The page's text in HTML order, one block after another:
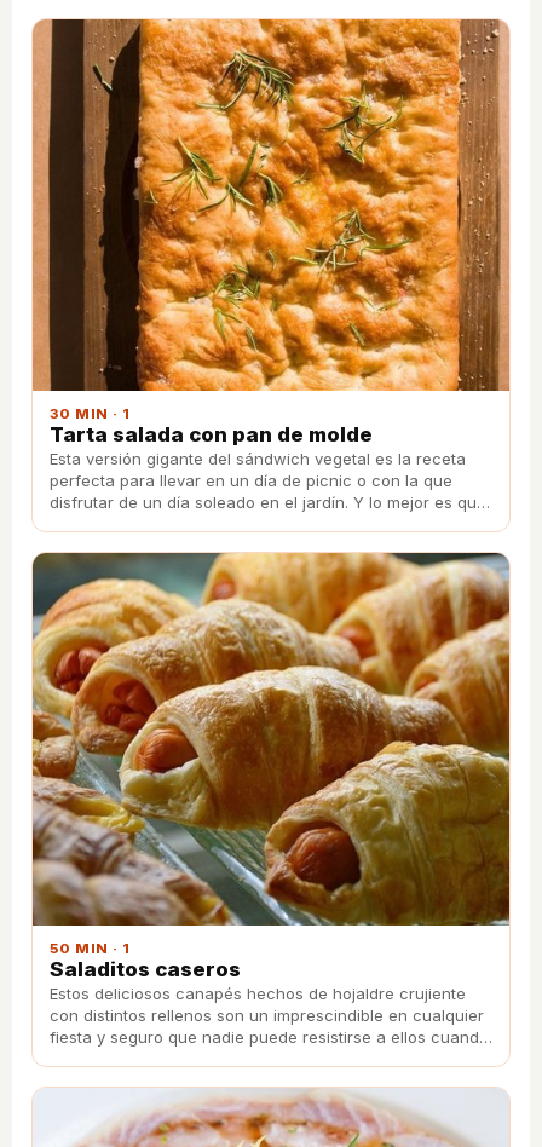
30 MIN · 1
Tarta salada con pan de molde
Esta versión gigante del sándwich vegetal es la receta
perfecta para llevar en un día de picnic o con la que
disfrutar de un día soleado en el jardín. Y lo mejor es que
50 MIN · 1
Saladitos caseros
Estos deliciosos canapés hechos de hojaldre crujiente
con distintos rellenos son un imprescindible en cualquier
fiesta y seguro que nadie puede resistirse a ellos cuando